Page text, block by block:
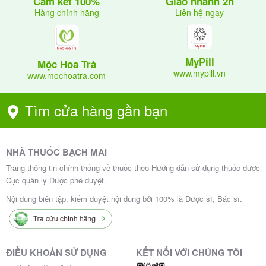
thăm khám định kỳ
chuyên khoa Mắt để đánh giá hiệu quả điều trị
Theo dõi định kỳ khúc xạ và thị lực để đánh giá
hiệu quả điều trị
8. Chống chỉ định
Mytro-5 5ml chống chỉ định trong các trường hợp sau
8.1. Bệnh lý về mắt
Bệnh tăng nhãn áp nguyên phát(glaucoma)
hoặc có xu hướng về bệnh tăng nhãn áp
Người cógóc tiền phòng hẹp
Hàng chính hãng Liên hệ ngay
Mộc Hoa Trà
www.mochoatra.com
MyPill
www.mypill.vn
Tìm cửa hàng gần bạn
NHÀ THUỐC BẠCH MAI
Trang thông tin chính thống về thuốc theo Hướng dẫn sử dụng thuốc được
Cục quản lý Dược phê duyệt.
Nội dung biên tập, kiểm duyệt nội dung bởi 100% là Dược sĩ, Bác sĩ.
ĐIỀU KHOẢN SỬ DỤNG KẾT NỐI VỚI CHÚNG TÔI